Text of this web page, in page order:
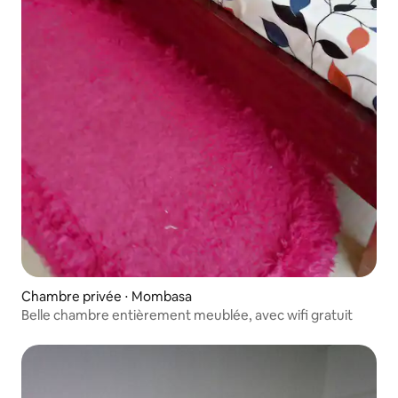
Chambre privée ⋅ Mombasa
Belle chambre entièrement meublée, avec wifi gratuit